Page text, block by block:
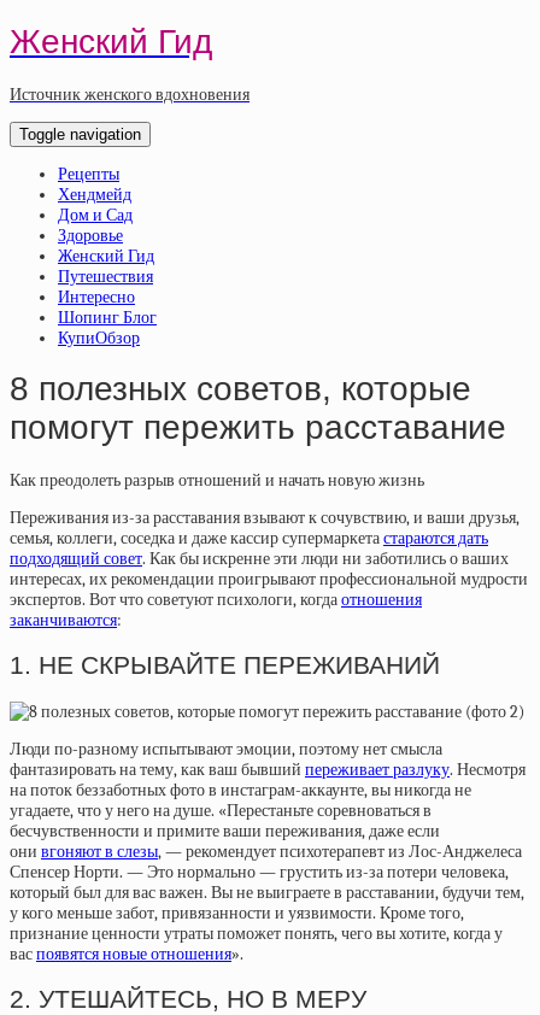
Женский Гид
Источник женского вдохновения
Toggle navigation
Рецепты
Хендмейд
Дом и Сад
Здоровье
Женский Гид
Путешествия
Интересно
Шопинг Блог
КупиОбзор
8 полезных советов, которые
помогут пережить расставание
Как преодолеть разрыв отношений и начать новую жизнь
Переживания из-за расставания взывают к сочувствию, и ваши друзья,
семья, коллеги, соседка и даже кассир супермаркетастараются дать
подходящий совет. Как бы искренне эти люди ни заботились о ваших
интересах, их рекомендации проигрывают профессиональной мудрости
экспертов. Вот что советуют психологи, когдаотношения
заканчиваются:
1. НЕ СКРЫВАЙТЕ ПЕРЕЖИВАНИЙ
Люди по-разному испытывают эмоции, поэтому нет смысла
фантазировать на тему, как ваш бывший переживает разлуку. Несмотря
на поток беззаботных фото в инстаграм-аккаунте, вы никогда не
угадаете, что у него на душе. «Перестаньте соревноваться в
бесчувственности и примите ваши переживания, даже если
они вгоняют в слезы, — рекомендует психотерапевт из Лос-Анджелеса
Спенсер Норти. — Это нормально — грустить из-за потери человека,
который был для вас важен. Вы не выиграете в расставании, будучи тем,
у кого меньше забот, привязанности и уязвимости. Кроме того,
признание ценности утраты поможет понять, чего вы хотите, когда у
васпоявятся новые отношения».
2. УТЕШАЙТЕСЬ, НО В МЕРУ